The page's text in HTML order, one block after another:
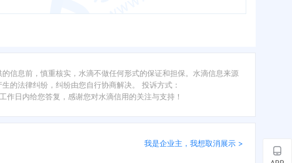
信息前，慎重核实，水滴不做任何形式的保证和担保。水滴信息来源
的法律纠纷，纠纷由您自行协商解决。 投诉方式：
作日内给您答复，感谢您对水滴信用的关注与支持！
我是企业主，我想取消展示 >